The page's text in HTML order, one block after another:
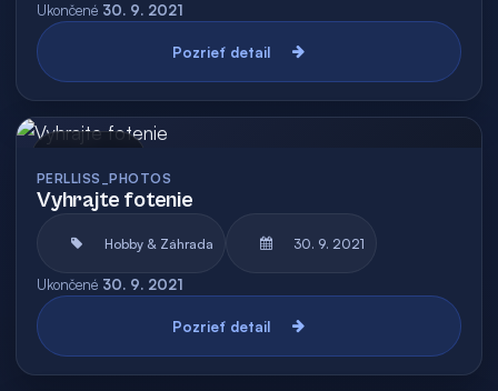
Ukončené 30. 9. 2021
Pozrieť detail
PERLLISS_PHOTOS
Vyhrajte fotenie
Hobby & Záhrada 30. 9. 2021
Ukončené 30. 9. 2021
Pozrieť detail